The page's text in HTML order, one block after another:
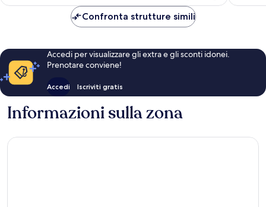
179 €
Confronta strutture simili
Accedi per visualizzare gli extra e gli sconti idonei.
Prenotare conviene!
Accedi Iscriviti gratis
Informazioni sulla zona